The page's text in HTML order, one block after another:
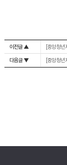
이전글 ▲ [중앙청
다음글 ▼ [중앙청